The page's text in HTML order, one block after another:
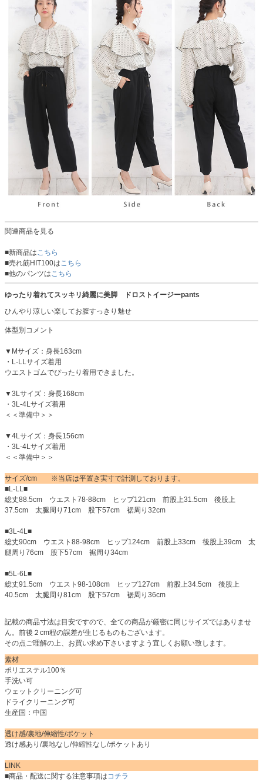
関連商品を見る
■新商品はこちら
■売れ筋HIT100はこちら
■他のパンツはこちら
ゆったり着れてスッキリ綺麗に美脚 ドロストイージーpants
ひんやり涼しい楽してお腹すっきり魅せ
体型別コメント
▼Mサイズ：身長163cm
・L-LLサイズ着用
ウエストゴムでぴったり着用できました。
▼3Lサイズ：身長168cm
・3L-4Lサイズ着用
＜＜準備中＞＞
▼4Lサイズ：身長156cm
・3L-4Lサイズ着用
＜＜準備中＞＞
サイズ/cm ※当店は平置き実寸で計測しております。
■L-LL■
総丈88.5cm ウエスト78-88cm ヒップ121cm 前股上31.5cm 後股上
37.5cm 太腿周り71cm 股下57cm 裾周り32cm
■3L-4L■
総丈90cm ウエスト88-98cm ヒップ124cm 前股上33cm 後股上39cm 太
腿周り76cm 股下57cm 裾周り34cm
■5L-6L■
総丈91.5cm ウエスト98-108cm ヒップ127cm 前股上34.5cm 後股上
40.5cm 太腿周り81cm 股下57cm 裾周り36cm
記載の商品寸法は目安ですので、全ての商品が厳密に同じサイズではありませ
ん。前後２cm程の誤差が生じるものもございます。
その点ご理解の上、お買い求め下さいますよう宜しくお願い致します。
素材
ポリエステル100％
手洗い可
ウェットクリーニング可
ドライクリーニング可
生産国：中国
透け感/裏地/伸縮性/ポケット
透け感あり/裏地なし/伸縮性なし/ポケットあり
LINK
■商品・配送に関する注意事項はコチラ